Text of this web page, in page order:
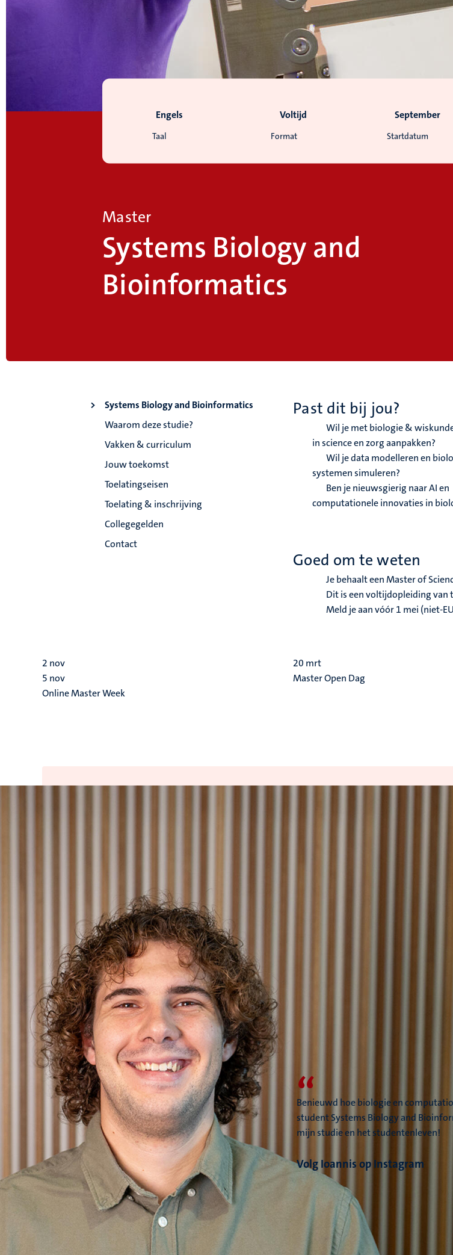
Taal
Engels
Format
Voltijd
Startdatum
September
Master
Systems Biology and
Bioinformatics
Systems Biology and Bioinformatics
Waarom deze studie?
Vakken & curriculum
Jouw toekomst
Toelatingseisen
Toelating & inschrijving
Collegegelden
Contact
Past dit bij jou?
Wil je met biologie &
in science en zorg aanpakken?
Wil je data modelleren en
systemen simuleren?
Ben je nieuwsgierig naar AI en
computationele innovaties in
Goed om te weten
Je behaalt een Master of
Dit is een voltijdopleiding van
Meld je aan vóór 1 mei (niet-
2 nov
5 nov
Online Master Week
20 mrt
Master Open Dag
“
Benieuwd hoe biologie en
student Systems Biology and
mijn studie en het studentenleven!
Volg Ioannis op Instagram